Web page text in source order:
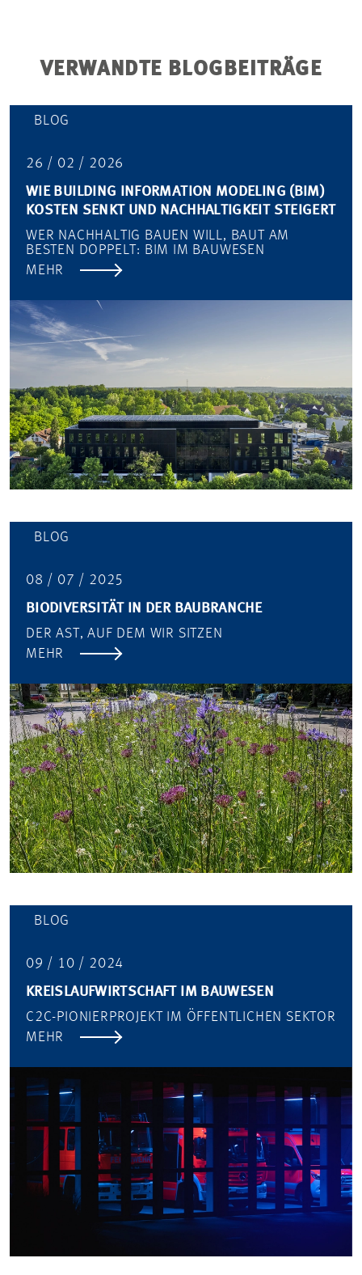
VERWANDTE BLOGBEITRÄGE
BLOG
26 / 02 / 2026
WIE BUILDING INFORMATION MODELING (BIM)
KOSTEN SENKT UND NACHHALTIGKEIT STEIGERT
WER NACHHALTIG BAUEN WILL, BAUT AM
BESTEN DOPPELT: BIM IM BAUWESEN
MEHR
BLOG
08 / 07 / 2025
BIODIVERSITÄT IN DER BAUBRANCHE
DER AST, AUF DEM WIR SITZEN
MEHR
BLOG
09 / 10 / 2024
KREISLAUFWIRTSCHAFT IM BAUWESEN
C2C-PIONIERPROJEKT IM ÖFFENTLICHEN SEKTOR
MEHR